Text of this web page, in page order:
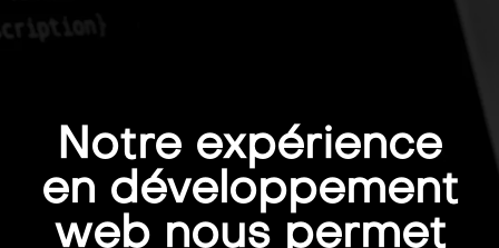
Notre expérience
en développement
web nous permet